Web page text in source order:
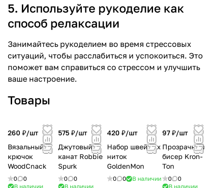
5. Используйте рукоделие как
способ релаксации
Занимайтесь рукоделием во время стрессовых
ситуаций, чтобы расслабиться и успокоиться. Это
поможет вам справиться со стрессом и улучшить
ваше настроение.
Товары
260 ₽/шт
Вязальный
крючок
WoodCnack
0
0
В наличии
575 ₽/шт
Джутовый
канат Robbie
Spurk
0
0
В наличии
420 ₽/шт
Набор швейных
ниток
GoldenMon
0 0 В наличии
97 ₽/шт
Прозрачный
бисер Kron-
Ton
0
0
В наличии